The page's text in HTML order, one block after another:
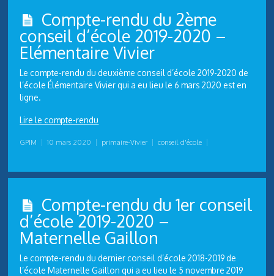
Compte-rendu du 2ème
conseil d’école 2019-2020 –
Elémentaire Vivier
Le compte-rendu du deuxième conseil d’école 2019-2020 de
l’école Élémentaire Vivier qui a eu lieu le 6 mars 2020 est en
ligne.
Lire le compte-rendu
GPIM | 10 mars 2020 | primaire-Vivier | conseil d'école |
Compte-rendu du 1er conseil
d’école 2019-2020 –
Maternelle Gaillon
Le compte-rendu du dernier conseil d’école 2018-2019 de
l’école Maternelle Gaillon qui a eu lieu le 5 novembre 2019